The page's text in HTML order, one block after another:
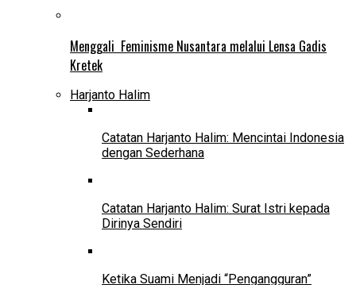
Menggali Feminisme Nusantara melalui Lensa Gadis
Kretek
Harjanto Halim
Catatan Harjanto Halim: Mencintai Indonesia
dengan Sederhana
Catatan Harjanto Halim: Surat Istri kepada
Dirinya Sendiri
Ketika Suami Menjadi “Pengangguran”